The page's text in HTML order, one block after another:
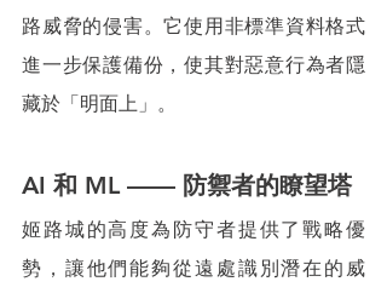
路威脅的侵害。它使用非標準資料格式
進一步保護備份，使其對惡意行為者隱
藏於「明面上」。
AI 和 ML —— 防禦者的瞭望塔
姬路城的高度為防守者提供了戰略優
勢，讓他們能夠從遠處識別潛在的威